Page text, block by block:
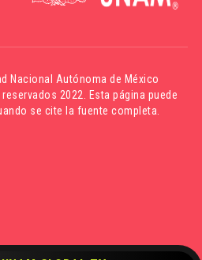
Nacional Autónoma de México
2022. Esta página puede
se cite la fuente completa.